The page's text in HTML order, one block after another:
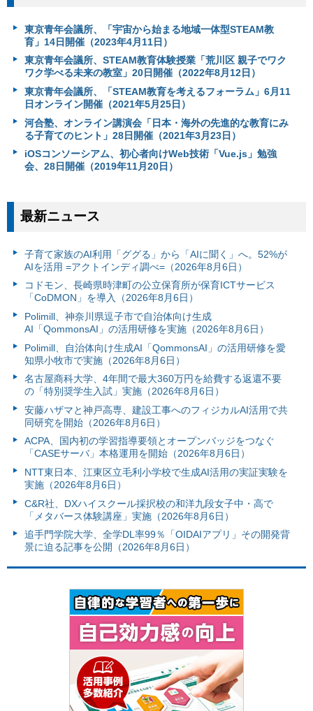
東京青年会議所、「宇宙から始まる地域一体型STEAM教
育」14日開催（2023年4月11日）
東京青年会議所、STEAM教育体験授業「荒川区 親子でワク
ワク学べる未来の教室」20日開催（2022年8月12日）
東京青年会議所、「STEAM教育を考えるフォーラム」6月11
日オンライン開催（2021年5月25日）
河合塾、オンライン講演会「日本・海外の先進的な教育にみ
る子育てのヒント」28日開催（2021年3月23日）
iOSコンソーシアム、初心者向けWeb技術「Vue.js」勉強
会、28日開催（2019年11月20日）
最新ニュース
子育て家族のAI利用「ググる」から「AIに聞く」へ。52%が
AIを活用 =アクトインディ調べ=（2026年8月6日）
コドモン、長崎県時津町の公立保育所が保育ICTサービス
「CoDMON」を導入（2026年8月6日）
Polimill、神奈川県逗子市で自治体向け生成
AI「QommonsAI」の活用研修を実施（2026年8月6日）
Polimill、自治体向け生成AI「QommonsAI」の活用研修を愛
知県小牧市で実施（2026年8月6日）
名古屋商科大学、4年間で最大360万円を給費する返還不要
の「特別奨学生入試」実施（2026年8月6日）
安藤ハザマと神戸高専、建設工事へのフィジカルAI活用で共
同研究を開始（2026年8月6日）
ACPA、国内初の学習指導要領とオープンバッジをつなぐ
「CASEサーバ」本格運用を開始（2026年8月6日）
NTT東日本、江東区立毛利小学校で生成AI活用の実証実験を
実施（2026年8月6日）
C&R社、DXハイスクール採択校の和洋九段女子中・高で
「メタバース体験講座」実施（2026年8月6日）
追手門学院大学、全学DL率99％「OIDAIアプリ」その開発背
景に迫る記事を公開（2026年8月6日）